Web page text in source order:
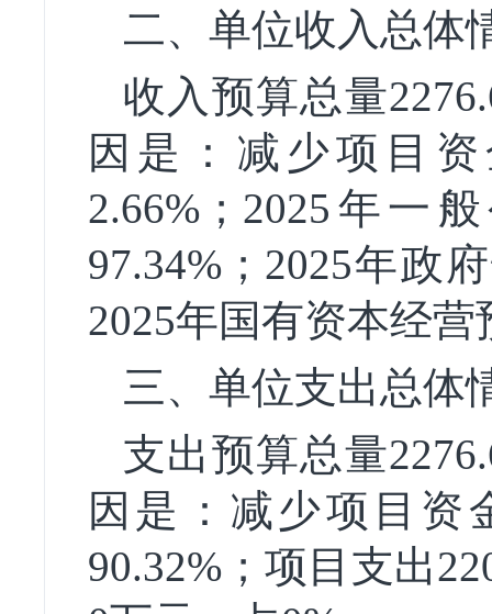
二、单位收入总体
收入预算总量
因是：减少项目
2.66%；2025年一
97.34%；2025年政
2025年国有资本经
三、单位支出总体
支出预算总量
因是：减少项目资
90.32%；项目支出